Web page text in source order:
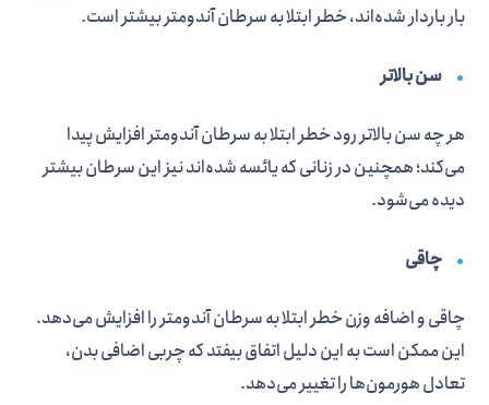
بار باردار شده‌اند، خطر ابتلا به سرطان آندومتر بیشتر است.
سن بالاتر
هر چه سن بالاتر رود خطر ابتلا به سرطان آندومتر افزایش پیدا
می‌کند؛ همچنین در زنانی که یائسه شده‌اند نیز این سرطان بیشتر
دیده می‌شود.
چاقی
چاقی و اضافه وزن خطر ابتلا به سرطان آندومتر را افزایش می‌دهد.
این ممکن است به این دلیل اتفاق بیفتد که چربی اضافی بدن،
تعادل هورمون‌ها را تغییر می‌دهد.